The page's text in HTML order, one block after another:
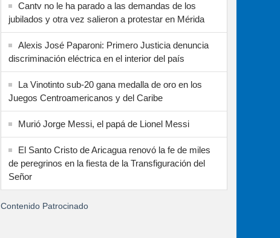
Cantv no le ha parado a las demandas de los
jubilados y otra vez salieron a protestar en Mérida
Alexis José Paparoni: Primero Justicia denuncia
discriminación eléctrica en el interior del país
La Vinotinto sub-20 gana medalla de oro en los
Juegos Centroamericanos y del Caribe
Murió Jorge Messi, el papá de Lionel Messi
El Santo Cristo de Aricagua renovó la fe de miles
de peregrinos en la fiesta de la Transfiguración del
Señor
Contenido Patrocinado